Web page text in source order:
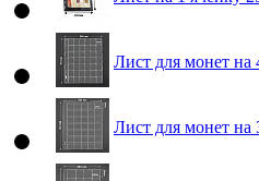
Лист для монет на
Лист для монет на